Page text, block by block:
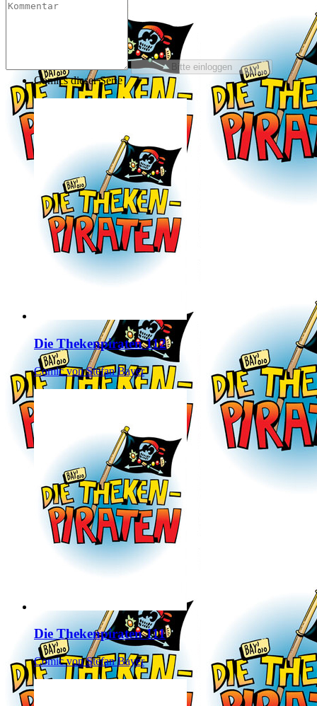
Comics dieser Serie
Die Thekenpiraten 112
Comic von Stefan Bayer
Die Thekenpiraten 111
Comic von Stefan Bayer